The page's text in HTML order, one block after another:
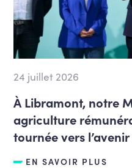
24 juillet 2026
À Libramont, notre
agriculture
tournée vers l’avenir
EN SAVOIR PLUS